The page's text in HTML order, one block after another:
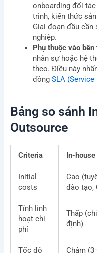
onboarding đối
trình, kiến thức
Giai đoạn đầu
nghiệp.
Phụ thuộc vào bên
nhân sự hoặc hệ
theo. Điều này
đồng SLA
Bảng so sánh
Outsource
Criteria In-house
Initial
costs
Cao
đào tạo,
Tính linh
hoạt chi
phí
Thấp
định)
Tốc độ Chậm